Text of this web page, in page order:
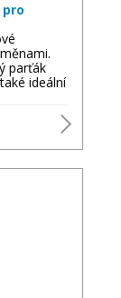
parťák
ideální